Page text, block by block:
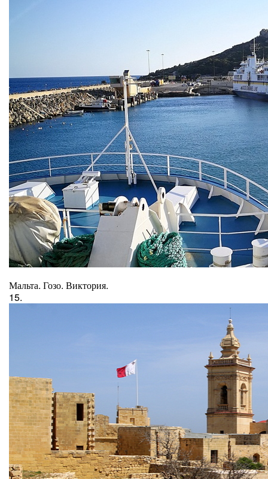
Мальта. Гозо. Виктория.
15.